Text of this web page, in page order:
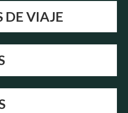
DE VIAJE